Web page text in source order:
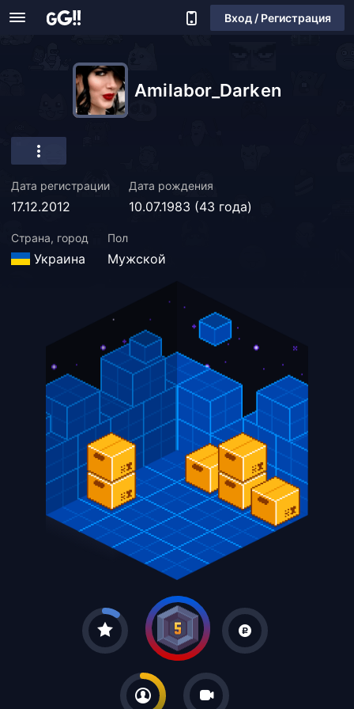
Вход / Регистрация
Amilabor_Darken
Дата регистрации
17.12.2012
Дата рождения
10.07.1983 (43 года)
Страна, город
Украина
Пол
Мужской